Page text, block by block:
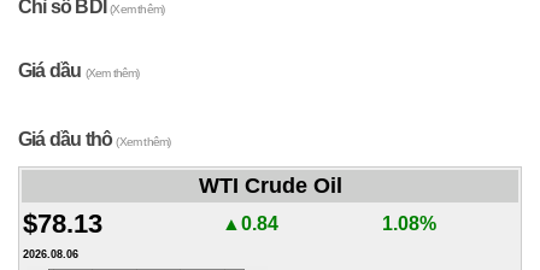
Chỉ số BDI(Xem thêm)
Giá dầu (Xem thêm)
Giá dầu thô(Xem thêm)
WTI Crude Oil
$78.13 ▲0.84 1.08%
2026.08.06